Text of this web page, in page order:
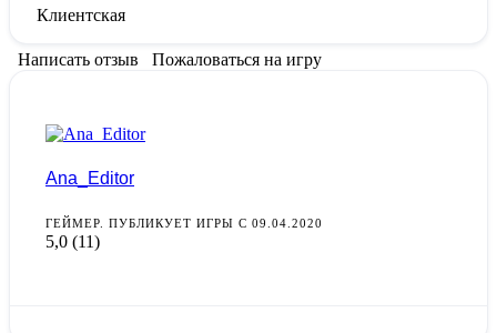
Клиентская
Написать отзыв Пожаловаться на игру
Ana_Editor
ГЕЙМЕР. ПУБЛИКУЕТ ИГРЫ С 09.04.2020
5,0 (11)